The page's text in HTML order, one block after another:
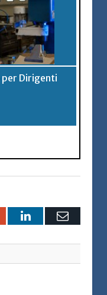
Dirigenti
LinkedInEmail